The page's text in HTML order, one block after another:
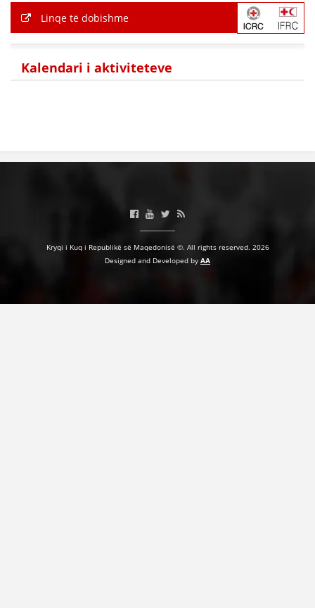
Linqe të dobishme
Kalendari i aktiviteteve
Kryqi i Kuq i Republikë së Maqedonisë ©. All rights reserved. 2026
Designed and Developed by AA